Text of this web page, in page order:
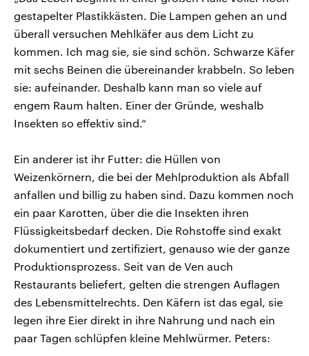
gestapelter Plastikkästen. Die Lampen gehen an und
überall versuchen Mehlkäfer aus dem Licht zu
kommen. Ich mag sie, sie sind schön. Schwarze Käfer
mit sechs Beinen die übereinander krabbeln. So leben
sie: aufeinander. Deshalb kann man so viele auf
engem Raum halten. Einer der Gründe, weshalb
Insekten so effektiv sind.“
Ein anderer ist ihr Futter: die Hüllen von
Weizenkörnern, die bei der Mehlproduktion als Abfall
anfallen und billig zu haben sind. Dazu kommen noch
ein paar Karotten, über die die Insekten ihren
Flüssigkeitsbedarf decken. Die Rohstoffe sind exakt
dokumentiert und zertifiziert, genauso wie der ganze
Produktionsprozess. Seit van de Ven auch
Restaurants beliefert, gelten die strengen Auflagen
des Lebensmittelrechts. Den Käfern ist das egal, sie
legen ihre Eier direkt in ihre Nahrung und nach ein
paar Tagen schlüpfen kleine Mehlwürmer. Peters: